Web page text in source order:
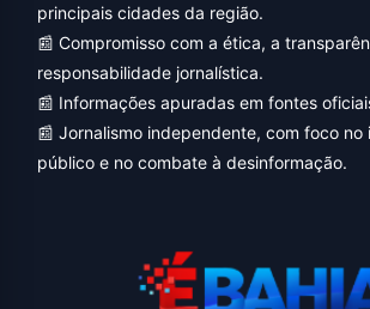
principais cidades da região.
📰 Compromisso com a ética, a
responsabilidade jornalística.
📰 Informações apuradas em fontes
📰 Jornalismo independente, com foco no
público e no combate à desinformação.